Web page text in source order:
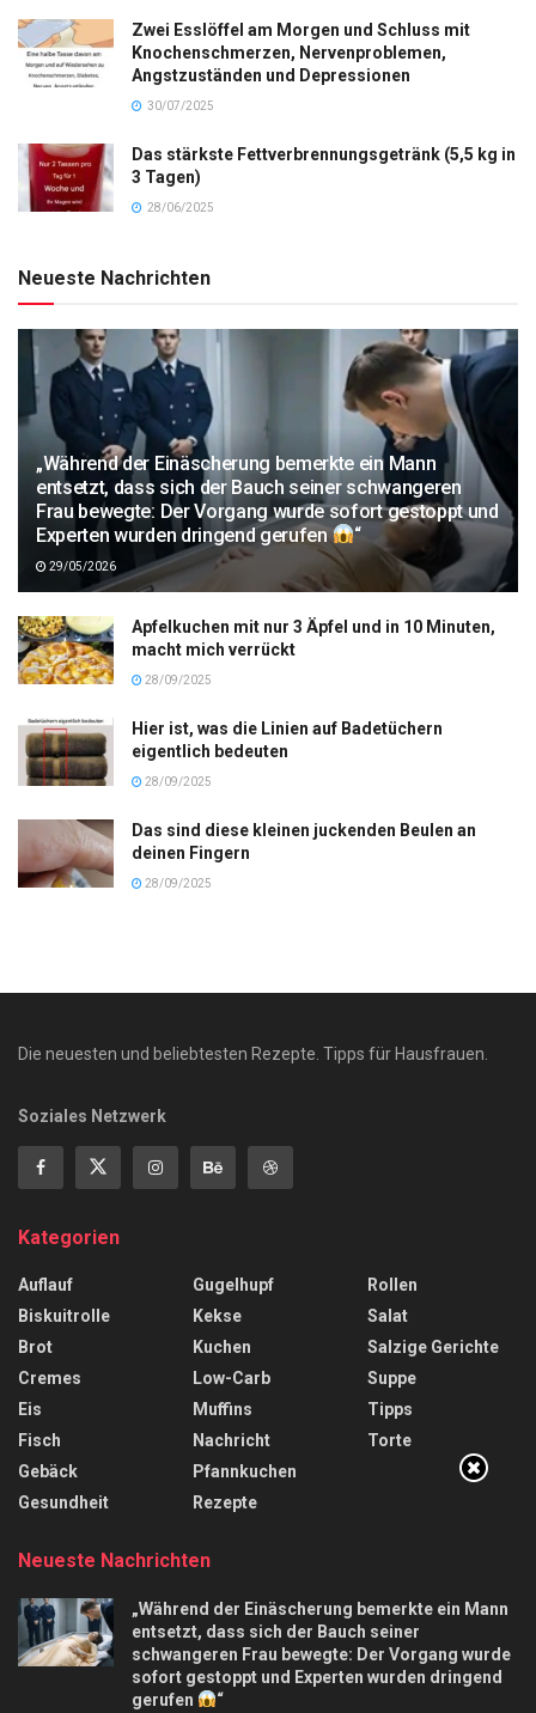
Zwei Esslöffel am Morgen und Schluss mit
Knochenschmerzen, Nervenproblemen,
Angstzuständen und Depressionen
30/07/2025
Das stärkste Fettverbrennungsgetränk (5,5 kg in
3 Tagen)
28/06/2025
Neueste Nachrichten
„Während der Einäscherung bemerkte ein Mann
entsetzt, dass sich der Bauch seiner schwangeren
Frau bewegte: Der Vorgang wurde sofort gestoppt und
Experten wurden dringend gerufen
“
29/05/2026
Apfelkuchen mit nur 3 Äpfel und in 10 Minuten,
macht mich verrückt
28/09/2025
Hier ist, was die Linien auf Badetüchern
eigentlich bedeuten
28/09/2025
Das sind diese kleinen juckenden Beulen an
deinen Fingern
28/09/2025
Die neuesten und beliebtesten Rezepte. Tipps für Hausfrauen.
Soziales Netzwerk
Kategorien
Auflauf
Biskuitrolle
Brot
Cremes
Eis
Fisch
Gebäck
Gesundheit
Gugelhupf
Kekse
Kuchen
Low-Carb
Muffins
Nachricht
Pfannkuchen
Rezepte
Rollen
Salat
Salzige Gerichte
Suppe
Tipps
Torte
Neueste Nachrichten
„Während der Einäscherung bemerkte ein Mann
entsetzt, dass sich der Bauch seiner
schwangeren Frau bewegte: Der Vorgang wurde
sofort gestoppt und Experten wurden dringend
gerufen
“